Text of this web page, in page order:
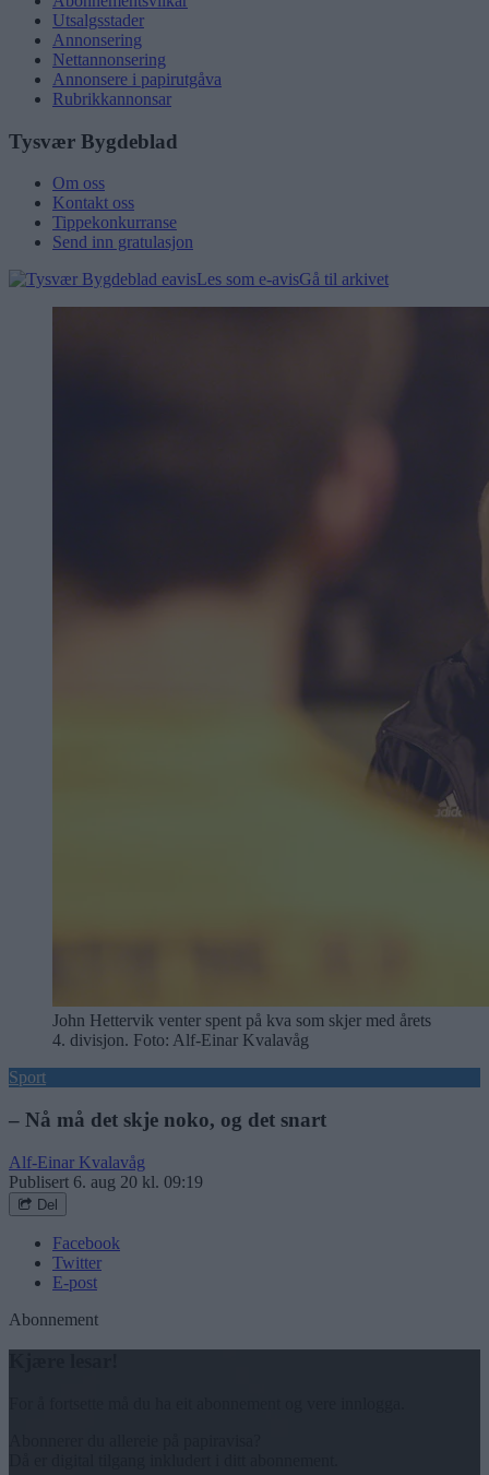
Utsalgsstader
Annonsering
Nettannonsering
Annonsere i papirutgåva
Rubrikkannonsar
Tysvær Bygdeblad
Om oss
Kontakt oss
Tippekonkurranse
Send inn gratulasjon
Les som e-avisGå til arkivet
John Hettervik venter spent på kva som skjer med årets
4. divisjon. Foto: Alf-Einar Kvalavåg
Sport
– Nå må det skje noko, og det snart
Alf-Einar Kvalavåg
Publisert 6. aug 20 kl. 09:19
Del
Facebook
Twitter
E-post
Abonnement